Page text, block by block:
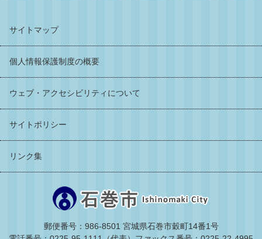
サイトマップ
個人情報保護制度の概要
ウェブ・アクセシビリティについて
サイトポリシー
リンク集
郵便番号：986-8501 宮城県石巻市穀町14番1号